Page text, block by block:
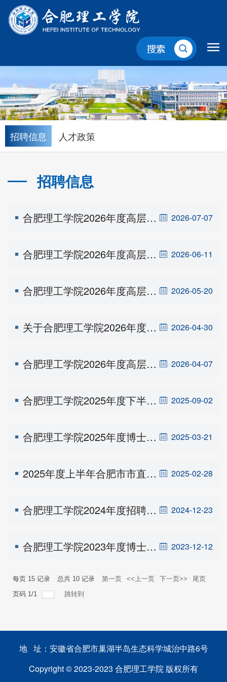
招聘信息 人才政策
招聘信息
2026-07-07
合肥理工学院2026年度高层次人才引进拟聘用人员名单公示（第一批次）
2026-06-11
合肥理工学院2026年度高层次人才引进（第一批） 体检、考察递补公告
2026-05-20
合肥理工学院2026年度高层次人才引进（第一批） 专业测试成绩公示
2026-04-30
关于合肥理工学院2026年度高层次人才引进（第一批）报名后达不到开考比例岗位计划调整情况的公告
2026-04-07
合肥理工学院2026年度高层次人才引进公告（第一批）
2025-09-02
合肥理工学院2025年度下半年高层次人才招聘公告
2025-03-21
合肥理工学院2025年度博士及高层次人才招聘公告
2025-02-28
2025年度上半年合肥市市直事业单位公开招聘工作人员公告
2024-12-23
合肥理工学院2024年度招聘二级学院正（副）院长公告
2023-12-12
合肥理工学院2023年度博士及高层次人才招聘公告
每页 15 记录 总共 10 记录 第一页 <<上一页 下一页>>
尾页
页码 1 /1 跳转到
地 址：安徽省合肥市巢湖半岛生态科学城治中路6号
Copyright © 2023-2023 合肥理工学院 版权所有